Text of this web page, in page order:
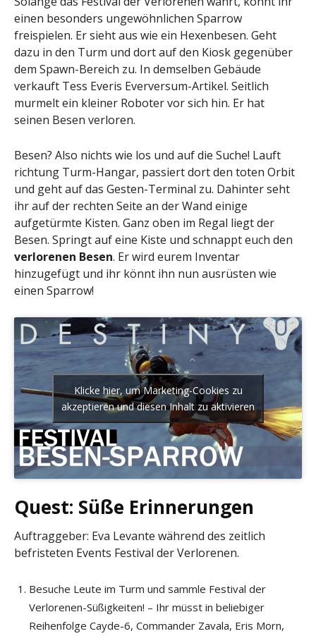
einen besonders ungewöhnlichen Sparrow
freispielen. Er sieht aus wie ein Hexenbesen. Geht
dazu in den Turm und dort auf den Kiosk gegenüber
dem Spawn-Bereich zu. In demselben Gebäude
verkauft Tess Everis Everversum-Artikel. Seitlich
murmelt ein kleiner Roboter vor sich hin. Er hat
seinen Besen verloren.
Besen? Also nichts wie los und auf die Suche! Lauft
richtung Turm-Hangar, passiert dort den toten Orbit
und geht auf das Gesten-Terminal zu. Dahinter seht
ihr auf der rechten Seite an der Wand einige
aufgetürmte Kisten. Ganz oben im Regal liegt der
Besen. Springt auf eine Kiste und schnappt euch den
verlorenen Besen. Er wird eurem Inventar
hinzugefügt und ihr könnt ihn nun ausrüsten wie
einen Sparrow!
Klicke hier, um Marketing-Cookies zu
akzeptieren und diesen Inhalt zu aktivieren
Quest: Süße Erinnerungen
Auftraggeber: Eva Levante während des zeitlich
befristeten Events Festival der Verlorenen.
Besuche Leute im Turm und sammle Festival der
Verlorenen-Süßigkeiten! – Ihr müsst in beliebiger
Reihenfolge Cayde-6, Commander Zavala, Eris Morn,